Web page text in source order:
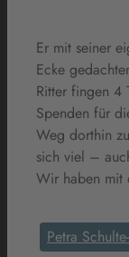
Er mit seiner
Ecke
Ritter fingen 4
Spenden für
Weg dorthin
sich viel –
Wir haben mit
Petra